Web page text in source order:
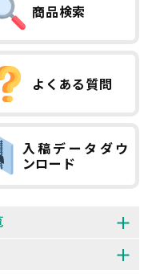
商品検索
よくある質問
入稿データダウ
ンロード